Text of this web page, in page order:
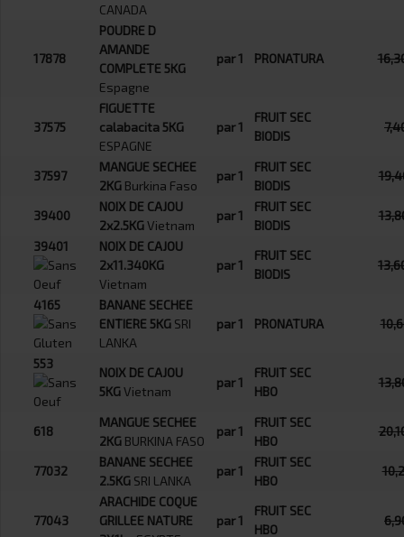
CANADA
17878
POUDRE D
AMANDE
COMPLETE 5KG
Espagne
par 1 PRONATURA
37575
FIGUETTE
calabacita 5KG
ESPAGNE
par 1
FRUIT SEC
BIODIS
37597
MANGUE SECHEE
2KG Burkina Faso
par 1
FRUIT SEC
BIODIS
39400
NOIX DE CAJOU
2x2.5KGVietnam
par 1
FRUIT SEC
BIODIS
39401
NOIX DE CAJOU
2x11.340KG
Vietnam
par 1
FRUIT SEC
BIODIS
4165
BANANE SECHEE
ENTIERE 5KG SRI
LANKA
par 1 PRONATURA
553
NOIX DE CAJOU
5KGVietnam
par 1
FRUIT SEC
HBO
618
MANGUE SECHEE
2KG BURKINA FASO
par 1
FRUIT SEC
HBO
77032
BANANE SECHEE
2.5KG SRI LANKA
par 1
FRUIT SEC
HBO
77043
ARACHIDE COQUE
GRILLEE NATURE
par 1
FRUIT SEC
HBO